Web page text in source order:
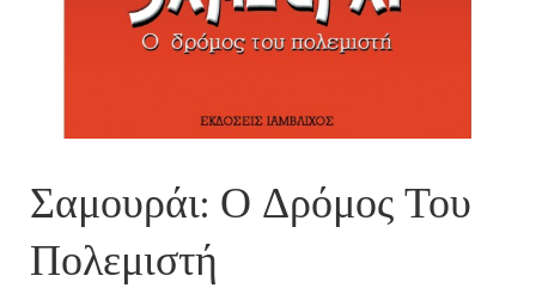
Σαμουράι: Ο Δρόμος Του
Πολεμιστή